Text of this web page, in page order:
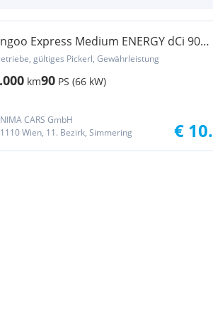
Express Medium ENERGY dCi 90
/ Kastenwagen
gültiges Pickerl, Gewährleistung
km90 PS (66 kW)
NIMA CARS GmbH
1110 Wien, 11. Bezirk, Simmering
€